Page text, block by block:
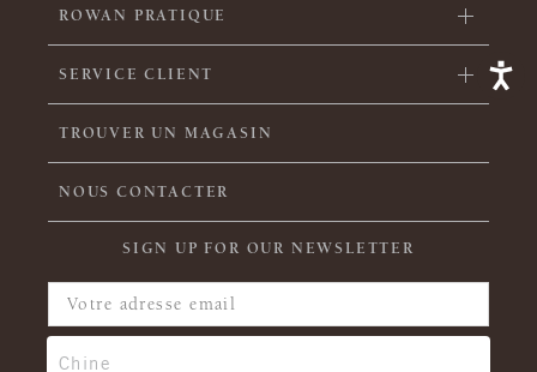
ROWAN PRATIQUE
SERVICE CLIENT
TROUVER UN MAGASIN
NOUS CONTACTER
SIGN UP FOR OUR NEWSLETTER